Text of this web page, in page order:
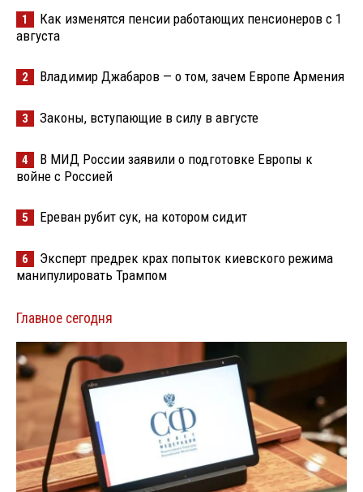
1
Как изменятся пенсии работающих пенсионеров с 1
августа
2 Владимир Джабаров — о том, зачем Европе Армения
3 Законы, вступающие в силу в августе
4
В МИД России заявили о подготовке Европы к
войне с Россией
5 Ереван рубит сук, на котором сидит
6
Эксперт предрек крах попыток киевского режима
манипулировать Трампом
Главное сегодня